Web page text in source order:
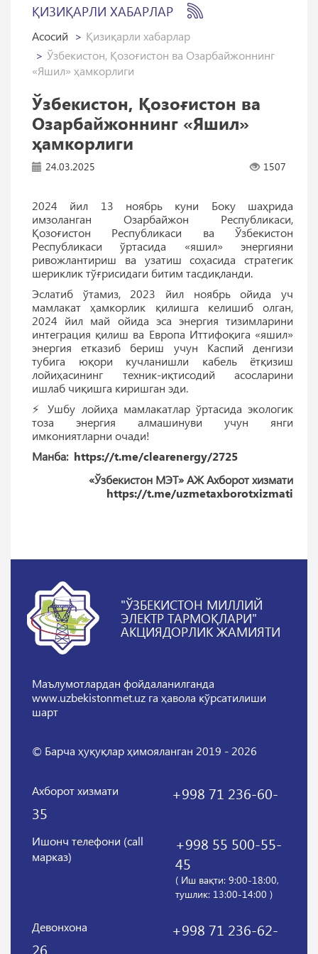
ҚИЗИҚАРЛИ ХАБАРЛАР
Асосий
Қизиқарли хабарлар
Ўзбекистон, Қозоғистон ва Озарбайжоннинг
«Яшил» ҳамкорлиги
Ўзбекистон, Қозоғистон ва
Озарбайжоннинг «Яшил»
ҳамкорлиги
24.03.2025 1507
2024 йил 13 ноябрь куни Боку шаҳрида
имзоланган Озарбайжон Республикаси,
Қозоғистон Республикаси ва Ўзбекистон
Республикаси ўртасида «яшил» энергияни
ривожлантириш ва узатиш соҳасида стратегик
шериклик тўғрисидаги битим тасдиқланди.
Эслатиб ўтамиз, 2023 йил ноябрь ойида уч
мамлакат ҳамкорлик қилишга келишиб олган,
2024 йил май ойида эса энергия тизимларини
интеграция қилиш ва Европа Иттифоқига «яшил»
энергия етказиб бериш учун Каспий денгизи
тубига юқори кучланишли кабель ётқизиш
лойиҳасининг техник-иқтисодий асосларини
ишлаб чиқишга киришган эди.
⚡️ Ушбу лойиҳа мамлакатлар ўртасида экологик
тоза энергия алмашинуви учун янги
имкониятларни очади!
Манба: https://t.me/clearenergy/2725
«Ўзбекистон МЭТ» АЖ Ахборот хизмати
https://t.me/uzmetaxborotxizmati
"ЎЗБЕКИСТОН МИЛЛИЙ
ЭЛЕКТР ТАРМОҚЛАРИ"
АКЦИЯДОРЛИК ЖАМИЯТИ
Маълумотлардан фойдаланилганда
www.uzbekistonmet.uz га ҳавола кўрсатилиши
шарт
© Барча ҳуқуқлар ҳимояланган 2019 - 2026
Ахборот хизмати
+998 71 236-60-
35
Ишонч телефони (call
марказ)
+998 55 500-55-
45
( Иш вақти: 9:00-18:00,
тушлик: 13:00-14:00 )
Девонхона
+998 71 236-62-
26